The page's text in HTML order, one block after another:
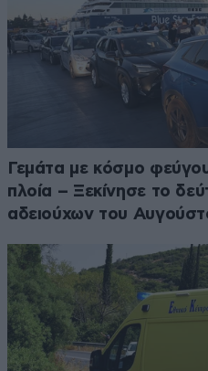
Γεμάτα με κόσμο
πλοία – Ξεκίνησε το
αδειούχων του